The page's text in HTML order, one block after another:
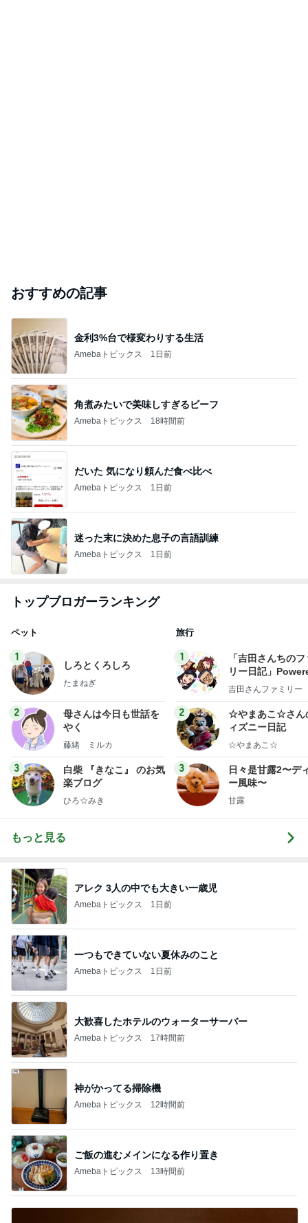
おすすめの記事
金利3%台で様変わりする生活
Amebaトピックス 1日前
角煮みたいで美味しすぎるビーフ
Amebaトピックス 18時間前
だいた 気になり頼んだ食べ比べ
Amebaトピックス 1日前
迷った末に決めた息子の言語訓練
Amebaトピックス 1日前
トップブロガーランキング
ペット
1
しろとくろしろ
たまねぎ
2
母さんは今日も世話を
やく
藤緒 ミルカ
3
白柴 『きなこ』 のお気
楽ブログ
ひろ☆みき
旅行
1
「吉田さんちの
リー日記」
y Ameba 吉田さ
ログ
吉田さんファミリー
2
☆やまあこ☆さん
ィズニー日記
☆やまあこ☆
3
日々是甘露2〜デ
ー風味〜
甘露
もっと見る
アレク 3人の中でも大きい一歳児
Amebaトピックス 1日前
一つもできていない夏休みのこと
Amebaトピックス 1日前
大歓喜したホテルのウォーターサーバー
Amebaトピックス 17時間前
神がかってる掃除機
Amebaトピックス 12時間前
ご飯の進むメインになる作り置き
Amebaトピックス 13時間前